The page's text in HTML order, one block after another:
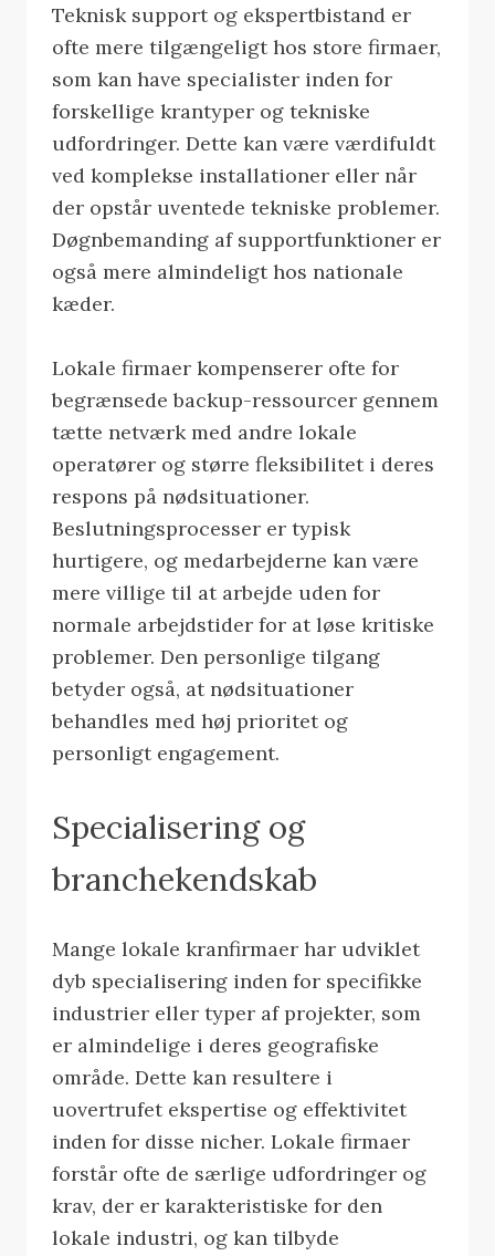
Teknisk support og ekspertbistand er
ofte mere tilgængeligt hos store firmaer,
som kan have specialister inden for
forskellige krantyper og tekniske
udfordringer. Dette kan være værdifuldt
ved komplekse installationer eller når
der opstår uventede tekniske problemer.
Døgnbemanding af supportfunktioner er
også mere almindeligt hos nationale
kæder.
Lokale firmaer kompenserer ofte for
begrænsede backup-ressourcer gennem
tætte netværk med andre lokale
operatører og større fleksibilitet i deres
respons på nødsituationer.
Beslutningsprocesser er typisk
hurtigere, og medarbejderne kan være
mere villige til at arbejde uden for
normale arbejdstider for at løse kritiske
problemer. Den personlige tilgang
betyder også, at nødsituationer
behandles med høj prioritet og
personligt engagement.
Specialisering og
branchekendskab
Mange lokale kranfirmaer har udviklet
dyb specialisering inden for specifikke
industrier eller typer af projekter, som
er almindelige i deres geografiske
område. Dette kan resultere i
uovertrufet ekspertise og effektivitet
inden for disse nicher. Lokale firmaer
forstår ofte de særlige udfordringer og
krav, der er karakteristiske for den
lokale industri, og kan tilbyde